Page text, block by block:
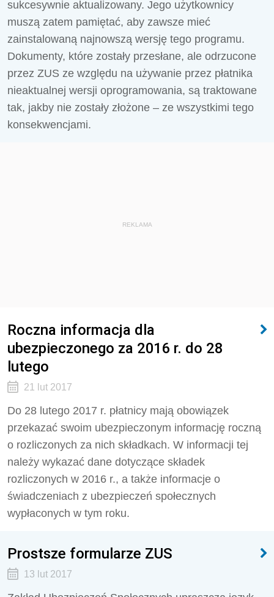
sukcesywnie aktualizowany. Jego użytkownicy
muszą zatem pamiętać, aby zawsze mieć
zainstalowaną najnowszą wersję tego programu.
Dokumenty, które zostały przesłane, ale odrzucone
przez ZUS ze względu na używanie przez płatnika
nieaktualnej wersji oprogramowania, są traktowane
tak, jakby nie zostały złożone – ze wszystkimi tego
konsekwencjami.
REKLAMA
Roczna informacja dla
ubezpieczonego za 2016 r. do 28
lutego
21 lut 2017
Do 28 lutego 2017 r. płatnicy mają obowiązek
przekazać swoim ubezpieczonym informację roczną
o rozliczonych za nich składkach. W informacji tej
należy wykazać dane dotyczące składek
rozliczonych w 2016 r., a także informacje o
świadczeniach z ubezpieczeń społecznych
wypłaconych w tym roku.
Prostsze formularze ZUS
13 lut 2017